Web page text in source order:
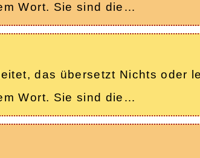
Wort. Sie sind die…
das übersetzt Nichts oder
Wort. Sie sind die…